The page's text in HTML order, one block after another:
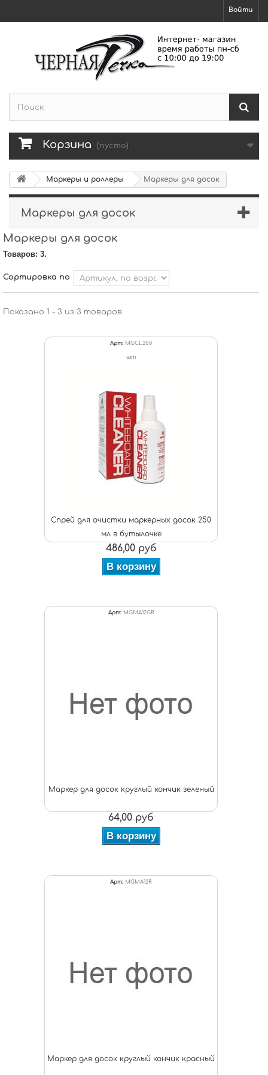
Войти
Корзина (пусто)
Маркеры и роллеры Маркеры для досок
Маркеры для досок
Маркеры для досок
Товаров: 3.
Сортировка по
Показано 1 - 3 из 3 товаров
Арт: MGCL250
шт
Спрей для очистки маркерных досок 250
мл в бутылочке
486,00 руб
В корзину
Арт: MGMA12GR
Маркер для досок круглый кончик зеленый
64,00 руб
В корзину
Арт: MGMA12R
Маркер для досок круглый кончик красный